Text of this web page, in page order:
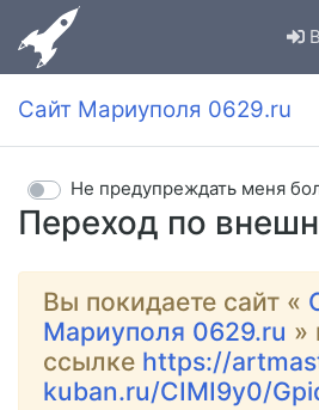
Сайт Мариуполя 0629.ru
Переход по
Не предупреждать меня
Вы покидаете сайт «
Мариуполя 0629.ru »
ссылке https://
kuban.ru/CIMI9y0/